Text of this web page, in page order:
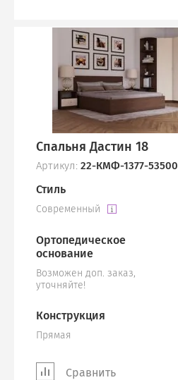
Спальня Дастин 18
Артикул: 22-КМФ-1377-53500
Стиль
Современный
Ортопедическое
основание
Возможен доп. заказ,
уточняйте!
Конструкция
Прямая
Сравнить